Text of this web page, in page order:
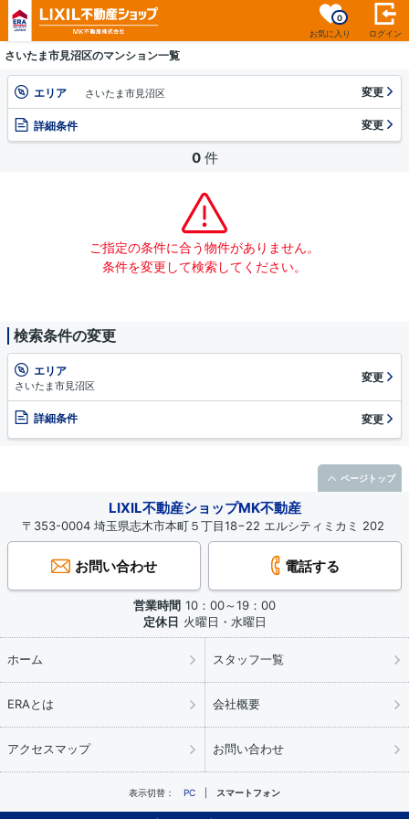
お気に入り
0
ログイン
さいたま市見沼区のマンション一覧
エリア さいたま市見沼区 変更
詳細条件 変更
0 件
ご指定の条件に合う物件がありません。
条件を変更して検索してください。
検索条件の変更
エリア
さいたま市見沼区
変更
詳細条件 変更
LIXIL不動産ショップMK不動産
〒353-0004 埼玉県志木市本町５丁目18−22 エルシティミカミ 202
お問い合わせ 電話する
営業時間 10：00～19：00
定休日 火曜日・水曜日
ホーム スタッフ一覧
ERAとは 会社概要
アクセスマップ お問い合わせ
表示切替： PC スマートフォン
ページトップ